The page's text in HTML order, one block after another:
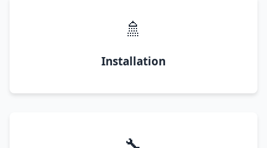
🚿
Installation